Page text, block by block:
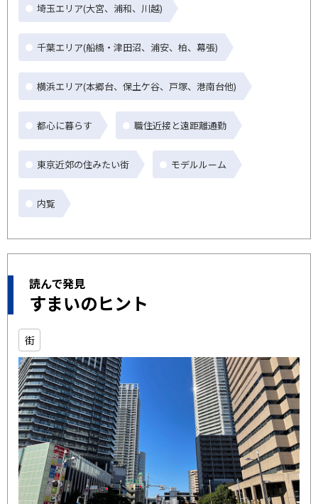
埼玉エリア(大宮、浦和、川越)
千葉エリア(船橋・津田沼、浦安、柏、幕張)
横浜エリア(本郷台、保土ケ谷、戸塚、港南台他)
都心に暮らす 職住近接と遠距離通勤
東京近郊の住みたい街 モデルルーム
内覧
読んで発見
すまいのヒント
街